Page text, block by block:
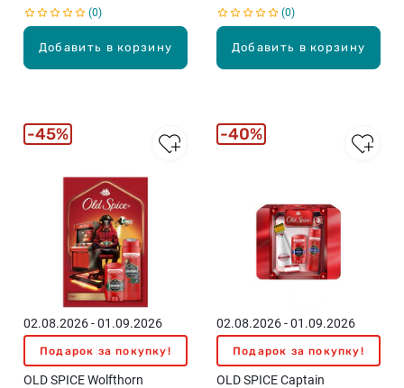
Добавить в корзину
0
Добавить в корзину
0
02.08.2026 - 01.09.2026
Подарок за покупку!
OLD SPICE Wolfthorn
45%
02.08.2026 - 01.09.2026
Подарок за покупку!
OLD SPICE Captain
40%